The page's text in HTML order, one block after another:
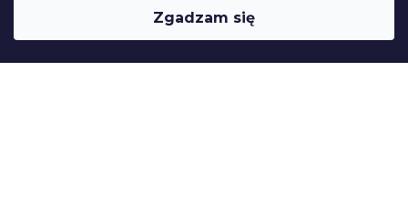
Zgadzam się
Pomoce rehabilitacyjne
Edytuj ustawienia plików cookie